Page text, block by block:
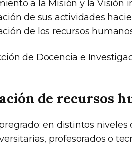
a la Misión y la Visión
de sus actividades
de los recursos
de Docencia e
de recursos
en distintos
profesorados o